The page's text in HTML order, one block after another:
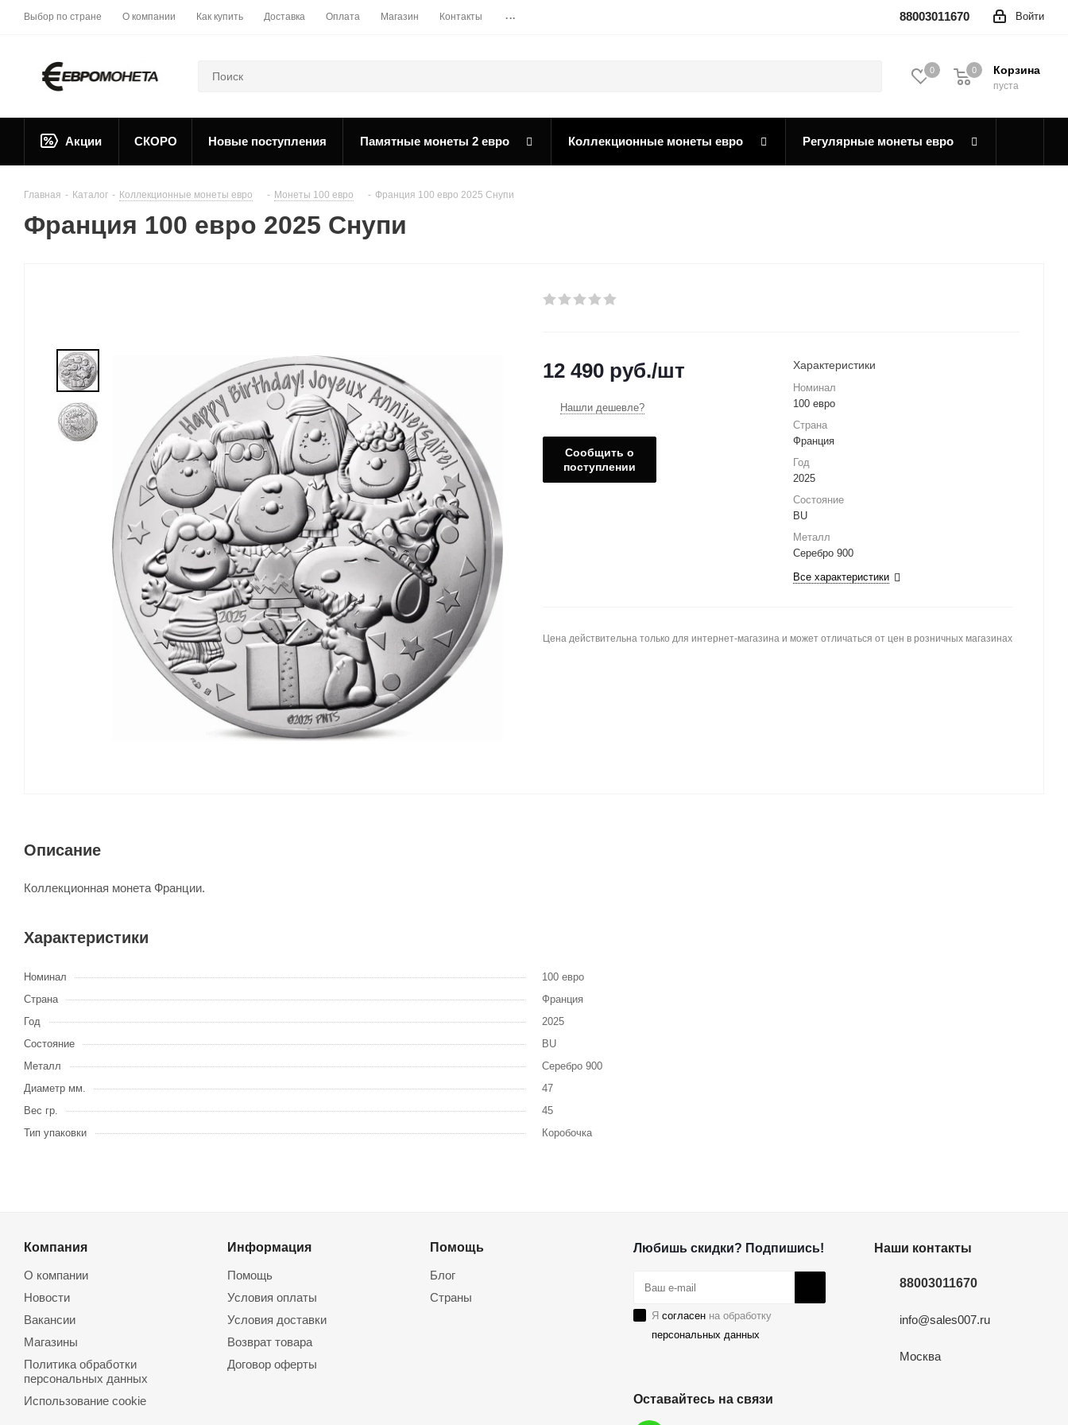
Выбор по стране О компании Как купить Доставка Оплата Магазин Контакты ... Войти
88003011670
0 Корзина
0
пуста
0
Акции СКОРО Новые поступления Памятные монеты 2 евро Коллекционные монеты евро Регулярные монеты евро
Главная - Каталог - Коллекционные монеты евро - Монеты 100 евро - Франция 100 евро 2025 Снупи
Франция 100 евро 2025 Снупи
12 490 руб./шт
Нашли дешевле?
Сообщить о
поступлении
Характеристики
Номинал
100 евро
Страна
Франция
Год
2025
Состояние
BU
Металл
Серебро 900
Все характеристики
Цена действительна только для интернет-магазина и может отличаться от цен в розничных магазинах
Описание
Коллекционная монета Франции.
Характеристики
Номинал
100 евро
Страна
Франция
Год
2025
Состояние
BU
Металл
Серебро 900
Диаметр мм.
47
Вес гр.
45
Тип упаковки
Коробочка
Компания
О компании
Новости
Вакансии
Магазины
Политика обработки
персональных данных
Использование cookie
Информация
Помощь
Условия оплаты
Условия доставки
Возврат товара
Договор оферты
Помощь
Блог
Страны
Любишь скидки? Подпишись!
Я согласенна обработку
персональных данных
Оставайтесь на связи
Наши контакты
88003011670
info@sales007.ru
Москва